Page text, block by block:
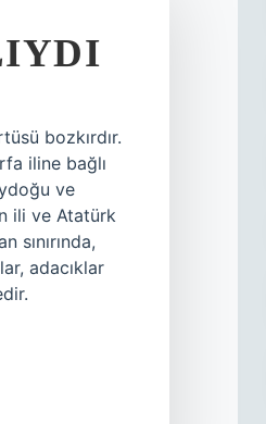
bozkırdır.
iline bağlı
ve
ili ve Atatürk
sınırında,
adacıklar